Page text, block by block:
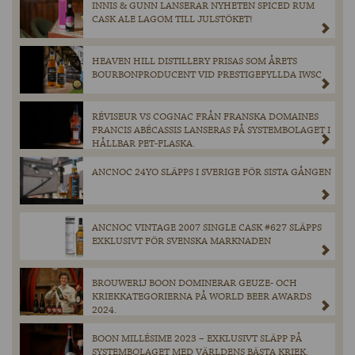
INNIS & GUNN LANSERAR NYHETEN SPICED RUM
CASK ALE LAGOM TILL JULSTÖKET!
HEAVEN HILL DISTILLERY PRISAS SOM ÅRETS
BOURBONPRODUCENT VID PRESTIGEFYLLDA IWSC
RÉVISEUR VS COGNAC FRÅN FRANSKA DOMAINES
FRANCIS ABÉCASSIS LANSERAS PÅ SYSTEMBOLAGET I
HÅLLBAR PET-FLASKA.
ANCNOC 24YO SLÄPPS I SVERIGE FÖR SISTA GÅNGEN
ANCNOC VINTAGE 2007 SINGLE CASK #627 SLÄPPS
EXKLUSIVT FÖR SVENSKA MARKNADEN
BROUWERIJ BOON DOMINERAR GEUZE- OCH
KRIEKKATEGORIERNA PÅ WORLD BEER AWARDS
2024.
BOON MILLÉSIME 2023 – EXKLUSIVT SLÄPP PÅ
SYSTEMBOLAGET MED VÄRLDENS BÄSTA KRIEK.